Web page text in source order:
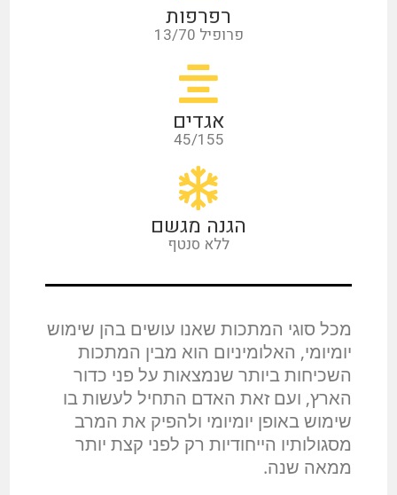
רפרפות
פרופיל 13/70
אגדים
45/155
הגנה מגשם
ללא סנטף
מכל סוגי המתכות שאנו עושים בהן שימוש
יומיומי, האלומיניום הוא מבין המתכות
השכיחות ביותר שנמצאות על פני כדור
הארץ, ועם זאת האדם התחיל לעשות בו
שימוש באופן יומיומי ולהפיק את המרב
מסגולותיו הייחודיות רק לפני קצת יותר
ממאה שנה.